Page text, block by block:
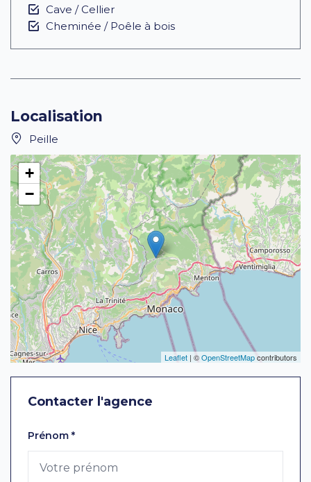
Cave / Cellier
Cheminée / Poêle à bois
Localisation
Peille
+
−
Leaflet | ©OpenStreetMapcontributors
Contacter l'agence
Laissez ce champ vide
Prénom *